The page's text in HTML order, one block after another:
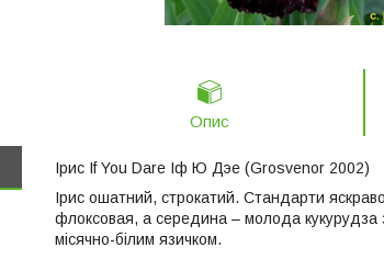
Опис
Ірис If You Dare Іф Ю Дэе (Grosvenor 2002)
Ірис ошатний, строкатий. Стандарти
флоксовая, а середина – молода кукурудза
місячно-білим язичком.